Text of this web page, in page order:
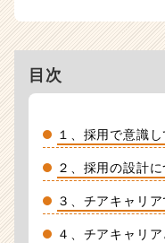
目次
１、採用で意識
２、採用の設計
３、チアキャリ
４、チアキャリ